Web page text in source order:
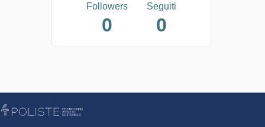
Followers
0
Seguiti
0